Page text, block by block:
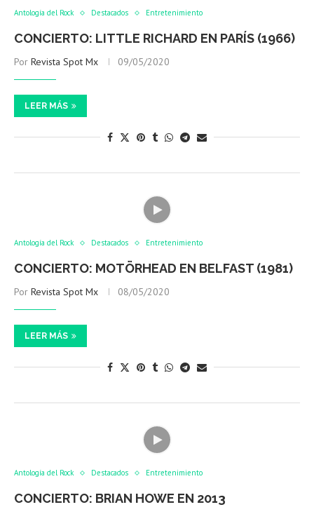
Antología del Rock Destacados Entretenimiento
CONCIERTO: LITTLE RICHARD EN PARÍS (1966)
Por Revista Spot Mx 09/05/2020
LEER MÁS
Antología del Rock Destacados Entretenimiento
CONCIERTO: MOTÖRHEAD EN BELFAST (1981)
Por Revista Spot Mx 08/05/2020
LEER MÁS
Antología del Rock Destacados Entretenimiento
CONCIERTO: BRIAN HOWE EN 2013